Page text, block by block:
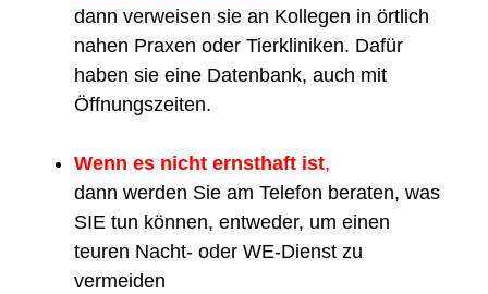
dann verweisen sie an Kollegen in örtlich
nahen Praxen oder Tierkliniken. Dafür
haben sie eine Datenbank, auch mit
Öffnungszeiten.
Wenn es nicht ernsthaft ist,
dann werden Sie am Telefon beraten, was
SIE tun können, entweder, um einen
teuren Nacht- oder WE-Dienst zu
vermeiden